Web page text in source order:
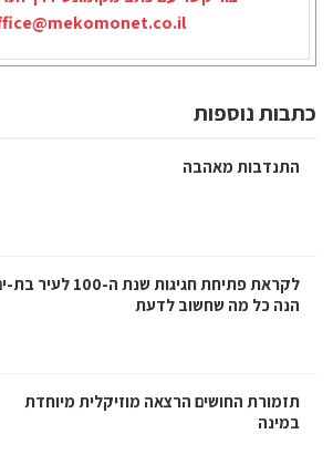
כתבות נוספות
התנדבות מאהבה
לקראת פתיחת חגיגות שנת ה-100
הנה כל מה שחשוב לדעת
תזמורת החושים הרצאה מוזיקלית מיוחדת
במינה